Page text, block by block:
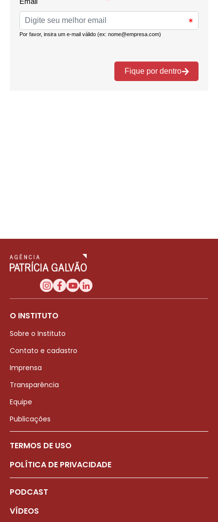
O INSTITUTO
Sobre o Instituto
Contato e cadastro
Imprensa
Transparência
Equipe
Publicações
TERMOS DE USO
POLÍTICA DE PRIVACIDADE
PODCAST
VÍDEOS